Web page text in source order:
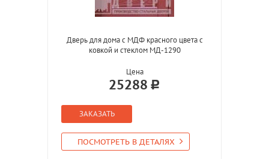
Дверь для дома с МДФ красного цвета с
ковкой и стеклом МД-1290
Цена
25288
ЗАКАЗАТЬ
ПОСМОТРЕТЬ В ДЕТАЛЯХ